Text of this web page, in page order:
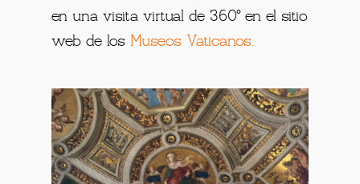
en una visita virtual de 360° en el sitio
web de los Museos Vaticanos.